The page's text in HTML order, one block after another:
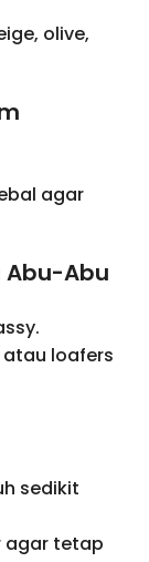
olive,
agar
Abu-Abu
atau loafers
sedikit
agar tetap